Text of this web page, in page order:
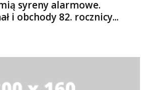
syreny alarmowe.
i obchody 82. rocznicy...